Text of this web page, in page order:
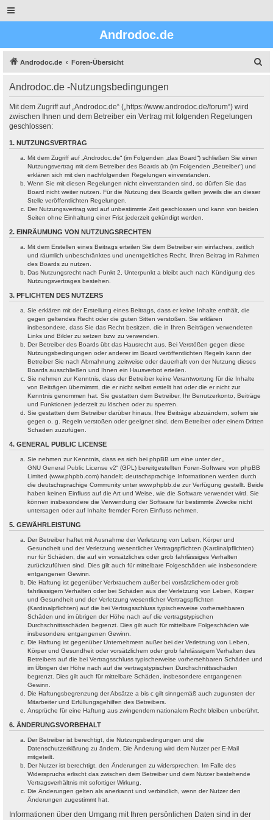
Androdoc.de
Androdoc.de Foren-Übersicht
Androdoc.de -Nutzungsbedingungen
Mit dem Zugriff auf „Androdoc.de“ („https://www.androdoc.de/forum“) wird
zwischen Ihnen und dem Betreiber ein Vertrag mit folgenden Regelungen
geschlossen:
1. NUTZUNGSVERTRAG
Mit dem Zugriff auf „Androdoc.de“ (im Folgenden „das Board“) schließen Sie einen
Nutzungsvertrag mit dem Betreiber des Boards ab (im Folgenden „Betreiber“) und
erklären sich mit den nachfolgenden Regelungen einverstanden.
Wenn Sie mit diesen Regelungen nicht einverstanden sind, so dürfen Sie das
Board nicht weiter nutzen. Für die Nutzung des Boards gelten jeweils die an dieser
Stelle veröffentlichten Regelungen.
Der Nutzungsvertrag wird auf unbestimmte Zeit geschlossen und kann von beiden
Seiten ohne Einhaltung einer Frist jederzeit gekündigt werden.
2. EINRÄUMUNG VON NUTZUNGSRECHTEN
Mit dem Erstellen eines Beitrags erteilen Sie dem Betreiber ein einfaches, zeitlich
und räumlich unbeschränktes und unentgeltliches Recht, Ihren Beitrag im Rahmen
des Boards zu nutzen.
Das Nutzungsrecht nach Punkt 2, Unterpunkt a bleibt auch nach Kündigung des
Nutzungsvertrages bestehen.
3. PFLICHTEN DES NUTZERS
Sie erklären mit der Erstellung eines Beitrags, dass er keine Inhalte enthält, die
gegen geltendes Recht oder die guten Sitten verstoßen. Sie erklären
insbesondere, dass Sie das Recht besitzen, die in Ihren Beiträgen verwendeten
Links und Bilder zu setzen bzw. zu verwenden.
Der Betreiber des Boards übt das Hausrecht aus. Bei Verstößen gegen diese
Nutzungsbedingungen oder anderer im Board veröffentlichten Regeln kann der
Betreiber Sie nach Abmahnung zeitweise oder dauerhaft von der Nutzung dieses
Boards ausschließen und Ihnen ein Hausverbot erteilen.
Sie nehmen zur Kenntnis, dass der Betreiber keine Verantwortung für die Inhalte
von Beiträgen übernimmt, die er nicht selbst erstellt hat oder die er nicht zur
Kenntnis genommen hat. Sie gestatten dem Betreiber, Ihr Benutzerkonto, Beiträge
und Funktionen jederzeit zu löschen oder zu sperren.
Sie gestatten dem Betreiber darüber hinaus, Ihre Beiträge abzuändern, sofern sie
gegen o. g. Regeln verstoßen oder geeignet sind, dem Betreiber oder einem Dritten
Schaden zuzufügen.
4. GENERAL PUBLIC LICENSE
Sie nehmen zur Kenntnis, dass es sich bei phpBB um eine unter der „
GNU General Public License v2“ (GPL) bereitgestellten Foren-Software von phpBB
Limited (www.phpbb.com) handelt; deutschsprachige Informationen werden durch
die deutschsprachige Community unter www.phpbb.de zur Verfügung gestellt. Beide
haben keinen Einfluss auf die Art und Weise, wie die Software verwendet wird. Sie
können insbesondere die Verwendung der Software für bestimmte Zwecke nicht
untersagen oder auf Inhalte fremder Foren Einfluss nehmen.
5. GEWÄHRLEISTUNG
Der Betreiber haftet mit Ausnahme der Verletzung von Leben, Körper und
Gesundheit und der Verletzung wesentlicher Vertragspflichten (Kardinalpflichten)
nur für Schäden, die auf ein vorsätzliches oder grob fahrlässiges Verhalten
zurückzuführen sind. Dies gilt auch für mittelbare Folgeschäden wie insbesondere
entgangenen Gewinn.
Die Haftung ist gegenüber Verbrauchern außer bei vorsätzlichem oder grob
fahrlässigem Verhalten oder bei Schäden aus der Verletzung von Leben, Körper
und Gesundheit und der Verletzung wesentlicher Vertragspflichten
(Kardinalpflichten) auf die bei Vertragsschluss typischerweise vorhersehbaren
Schäden und im übrigen der Höhe nach auf die vertragstypischen
Durchschnittsschäden begrenzt. Dies gilt auch für mittelbare Folgeschäden wie
insbesondere entgangenen Gewinn.
Die Haftung ist gegenüber Unternehmern außer bei der Verletzung von Leben,
Körper und Gesundheit oder vorsätzlichem oder grob fahrlässigem Verhalten des
Betreibers auf die bei Vertragsschluss typischerweise vorhersehbaren Schäden und
im Übrigen der Höhe nach auf die vertragstypischen Durchschnittsschäden
begrenzt. Dies gilt auch für mittelbare Schäden, insbesondere entgangenen
Gewinn.
Die Haftungsbegrenzung der Absätze a bis c gilt sinngemäß auch zugunsten der
Mitarbeiter und Erfüllungsgehilfen des Betreibers.
Ansprüche für eine Haftung aus zwingendem nationalem Recht bleiben unberührt.
6. ÄNDERUNGSVORBEHALT
Der Betreiber ist berechtigt, die Nutzungsbedingungen und die
Datenschutzerklärung zu ändern. Die Änderung wird dem Nutzer per E-Mail
mitgeteilt.
Der Nutzer ist berechtigt, den Änderungen zu widersprechen. Im Falle des
Widerspruchs erlischt das zwischen dem Betreiber und dem Nutzer bestehende
Vertragsverhältnis mit sofortiger Wirkung.
Die Änderungen gelten als anerkannt und verbindlich, wenn der Nutzer den
Änderungen zugestimmt hat.
Informationen über den Umgang mit Ihren persönlichen Daten sind in der